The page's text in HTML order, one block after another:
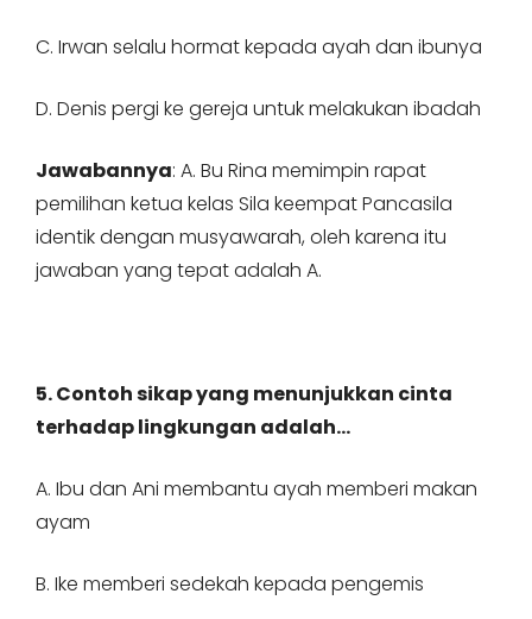
C. Irwan selalu hormat kepada ayah dan ibunya
D. Denis pergi ke gereja untuk melakukan ibadah
Jawabannya: A. Bu Rina memimpin rapat
pemilihan ketua kelas Sila keempat Pancasila
identik dengan musyawarah, oleh karena itu
jawaban yang tepat adalah A.
5. Contoh sikap yang menunjukkan cinta
terhadap lingkungan adalah…
A. Ibu dan Ani membantu ayah memberi makan
ayam
B. Ike memberi sedekah kepada pengemis